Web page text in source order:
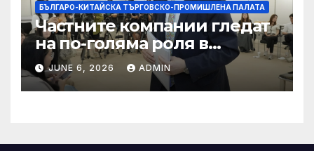
БЪЛГАРО-КИТАЙСКА ТЪРГОВСКО-ПРОМИШЛЕНА ПАЛАТА
Частните компании гледат
на по-голяма роля в
стратегическата
енергетика
JUNE 6, 2026 ADMIN